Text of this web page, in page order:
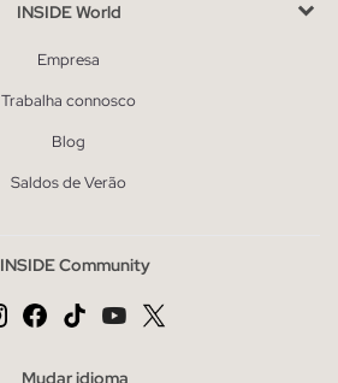
INSIDE World
Empresa
Trabalha connosco
Blog
Saldos de Verão
INSIDE Community
Mudar idioma